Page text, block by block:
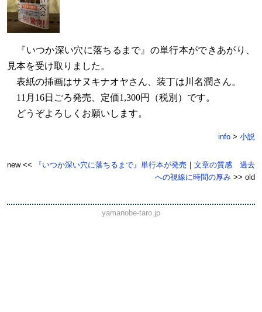
『いつか深い穴に落ちるまで』の単行本ができあがり、
見本を受け取りました。
表紙の挿画はサヌキナオヤさん、装丁は川名潤さん。
11月16日ごろ発売、定価1,300円（税別）です。
どうぞよろしくお願いします。
info > 小説
new << 『いつか深い穴に落ちるまで』単行本が発売 ｜ 文章の質感 過去
への視線に時間の厚み >> old
yamanobe-taro.jp